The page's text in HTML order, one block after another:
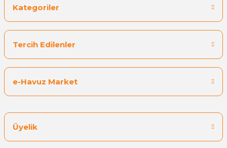
Jakuzi Sauna
Kartuş Filtreler
Kuvars Cam
Yangın Pompası
Kategoriler
Tercih Edilenler
e-Havuz Market
Üyelik